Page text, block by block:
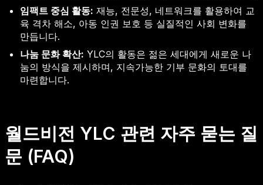
임팩트 중심 활동: 재능, 전문성, 네트워크를 활용하여 교
육 격차 해소, 아동 인권 보호 등 실질적인 사회 변화를
만듭니다.
나눔 문화 확산: YLC의 활동은 젊은 세대에게 새로운 나
눔의 방식을 제시하며, 지속가능한 기부 문화의 토대를
마련합니다.
월드비전 YLC 관련 자주 묻는 질
문 (FAQ)